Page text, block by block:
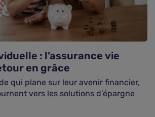
: l’assurance vie
en grâce
qui plane sur leur avenir financier,
vers les solutions d’épargne